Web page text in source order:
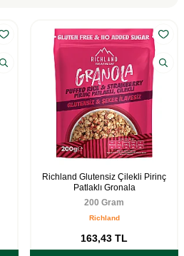
Richland Glutensiz Çilekli Pirinç
Patlaklı Gronala
200 Gram
Richland
163,43 TL